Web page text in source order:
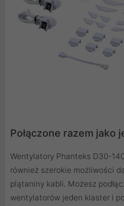
Połączone razem jako
Wentylatory Phanteks D30-
również szerokie możliwości
plątaniny kabli. Możesz
wentylatorów jeden klaster i